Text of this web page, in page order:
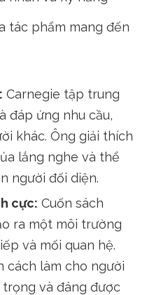
tiếp hiệu quả.
các phần khác
vào một khía cạnh
nhân và kỹ năng
tác phẩm mang đến
Carnegie tập trung
đáp ứng nhu cầu,
khác. Ông giải thích
lắng nghe và thể
người đối diện.